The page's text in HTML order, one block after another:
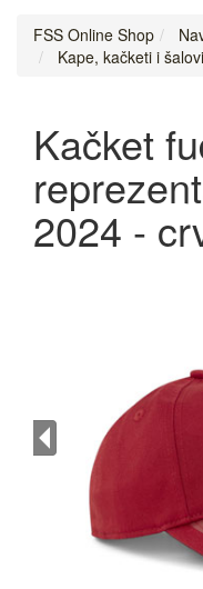
FSS Online Shop
Kape, kačketi i šalovi
Kačket
2024 -